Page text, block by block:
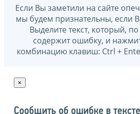
Если Вы заметили на сайте
мы будем признательны, если
Выделите текст, который,
содержит ошибку, и
комбинацию клавиш: Ctrl +
×
Сообщить об ошибке в тексте